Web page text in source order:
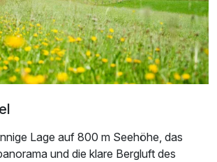
Lage auf 800 m Seehöhe, das
und die klare Bergluft des